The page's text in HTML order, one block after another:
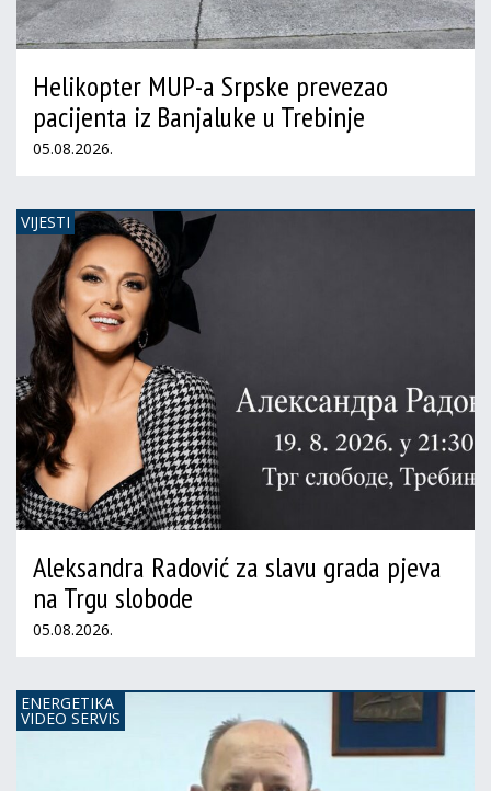
Helikopter MUP-a Srpske prevezao
pacijenta iz Banjaluke u Trebinje
05.08.2026.
VIJESTI
Aleksandra Radović za slavu grada pjeva
na Trgu slobode
05.08.2026.
ENERGETIKA
VIDEO SERVIS